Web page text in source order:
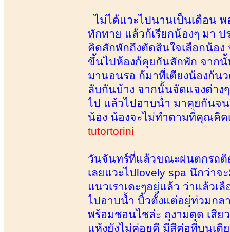
ไม่ได้แวะไปนานเป็นเดือน
ทักทาย แล้วก้เรียกน้องๆ มา
คิดสักพักถึงตัดสินใจเลือกน้อ
ขึ้นไปห้องก้คุยกันสักพัก จาก
มานอนรอ ก้มาที่เตียงน้องก้
ลับกันบ้าง จากนั้นจัดแจงต่าง
ไป แล้วไปอาบน่ำ มาคุยกันจ
น้อง น้องจะไม่ทำตามที่คุณคิด
tutortorini
วันจันทร์ที่แล้วขณะฝนตกรถติ
เลยแวะไปlovely spa นึกว่าจ
แนวเราเดะๆอยู่แล้ว ว่าแล้ว
ไปอาบน้ำ บิ้วตั้งแต่อยู่ท่วมกล
พร้อมชอนไชล่ะ ถูงามตูด เสี
แห้งยังไม่ค่อยดี มีสีต่อที่บนเตี